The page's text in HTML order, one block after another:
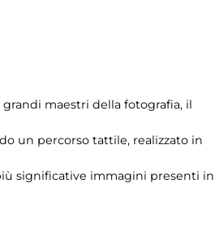
maestri della fotografia, il
un percorso tattile, realizzato in
significative immagini presenti in